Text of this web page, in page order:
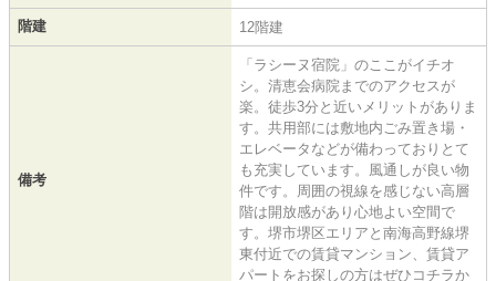
階建 12階建
備考
「ラシーヌ宿院」のここがイチオ
シ。清恵会病院までのアクセスが
楽。徒歩3分と近いメリットがありま
す。共用部には敷地内ごみ置き場・
エレベータなどが備わっておりとて
も充実しています。風通しが良い物
件です。周囲の視線を感じない高層
階は開放感があり心地よい空間で
す。堺市堺区エリアと南海高野線堺
東付近での賃貸マンション、賃貸ア
パートをお探しの方はぜひコチラか